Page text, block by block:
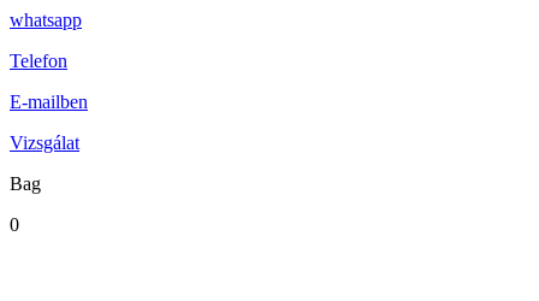
whatsapp
Telefon
E-mailben
Vizsgálat
Bag
0